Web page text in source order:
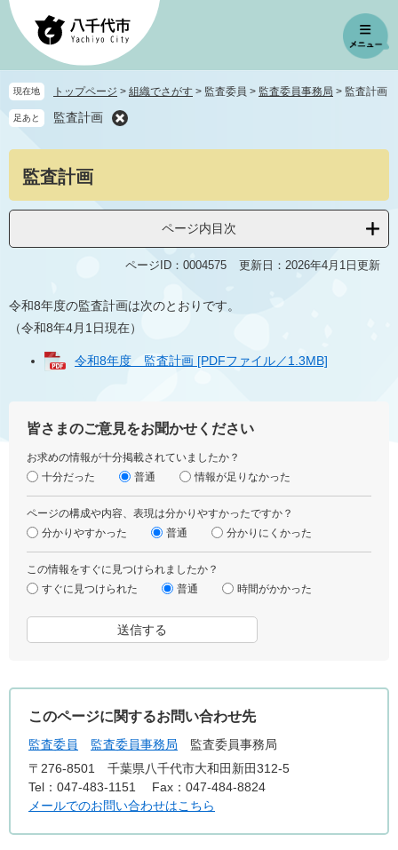
ペ
先
頭
メ
を
飛
文
へ
現在地 トップページ > 組織でさがす > 監査委員 > 監査委員事務局 > 監査計画
足あと 監査計画
監査計画
ページ内目次
ページID：0004575 更新日：2026年4月1日更新
令和8年度の監査計画は次のとおりです。
（令和8年4月1日現在）
令和8年度 監査計画 [PDFファイル／1.3MB]
皆さまのご意見をお聞かせください
お求めの情報が十分掲載されていましたか？
十分だった
普通 情報が足りなかった
ページの構成や内容、表現は分かりやすかったですか？
分かりやすかった
普通 分かりにくかった
この情報をすぐに見つけられましたか？
すぐに見つけられた
普通 時間がかかった
このページに関するお問い合わせ先
監査委員 監査委員事務局
監査委員事務局
〒276-8501
千葉県八千代市大和田新田312-5
Tel：047-483-1151
Fax：047-484-8824
メールでのお問い合わせはこちら